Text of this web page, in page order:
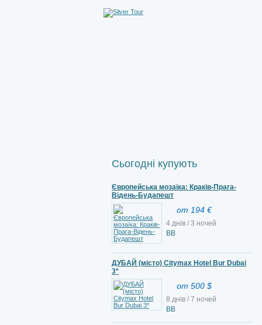
Сьогодні купують
Європейська мозаїка: Краків-Прага-
Відень-Будапешт
от 194 €
4 днів / 3 ночей
ВВ
ДУБАЙ (місто) Citymax Hotel Bur Dubai
3*
от 500 $
8 днів / 7 ночей
BB